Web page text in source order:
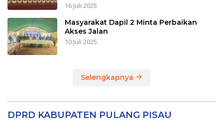
16 Juli 2025
Masyarakat Dapil 2 Minta Perbaikan
Akses Jalan
10 Juli 2025
Selengkapnya
DPRD KABUPATEN PULANG PISAU